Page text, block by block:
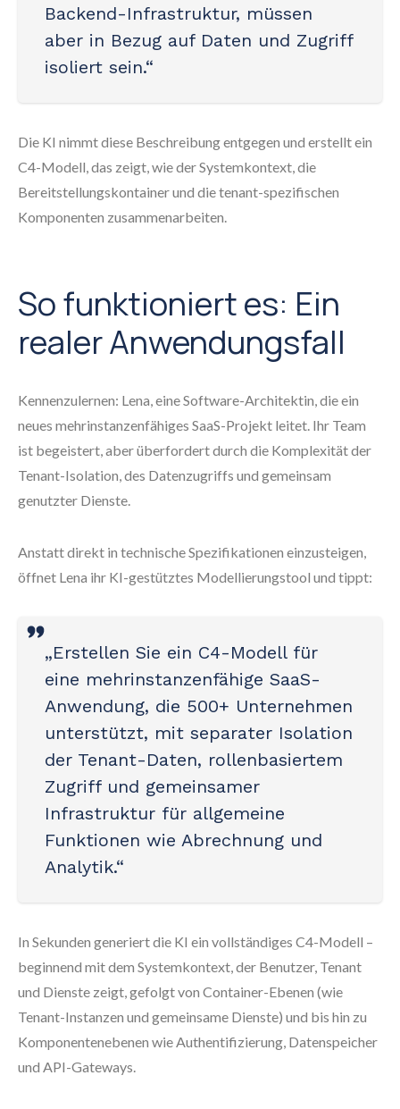
Backend-Infrastruktur, müssen
aber in Bezug auf Daten und Zugriff
isoliert sein.“
Die KI nimmt diese Beschreibung entgegen und erstellt ein
C4-Modell, das zeigt, wie der Systemkontext, die
Bereitstellungskontainer und die tenant-spezifischen
Komponenten zusammenarbeiten.
So funktioniert es: Ein
realer Anwendungsfall
Kennenzulernen: Lena, eine Software-Architektin, die ein
neues mehrinstanzenfähiges SaaS-Projekt leitet. Ihr Team
ist begeistert, aber überfordert durch die Komplexität der
Tenant-Isolation, des Datenzugriffs und gemeinsam
genutzter Dienste.
Anstatt direkt in technische Spezifikationen einzusteigen,
öffnet Lena ihr KI-gestütztes Modellierungstool und tippt:
„Erstellen Sie ein C4-Modell für
eine mehrinstanzenfähige SaaS-
Anwendung, die 500+ Unternehmen
unterstützt, mit separater Isolation
der Tenant-Daten, rollenbasiertem
Zugriff und gemeinsamer
Infrastruktur für allgemeine
Funktionen wie Abrechnung und
Analytik.“
In Sekunden generiert die KI ein vollständiges C4-Modell –
beginnend mit dem Systemkontext, der Benutzer, Tenant
und Dienste zeigt, gefolgt von Container-Ebenen (wie
Tenant-Instanzen und gemeinsame Dienste) und bis hin zu
Komponentenebenen wie Authentifizierung, Datenspeicher
und API-Gateways.